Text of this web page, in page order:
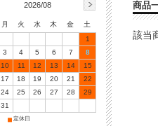
商品
該当
2026/08
月 火 水 木 金
土
1
3 4 5 6 7
8
10 11 12 13 14
15
17 18 19 20 21
22
24 25 26 27 28
29
31
■ 定休日